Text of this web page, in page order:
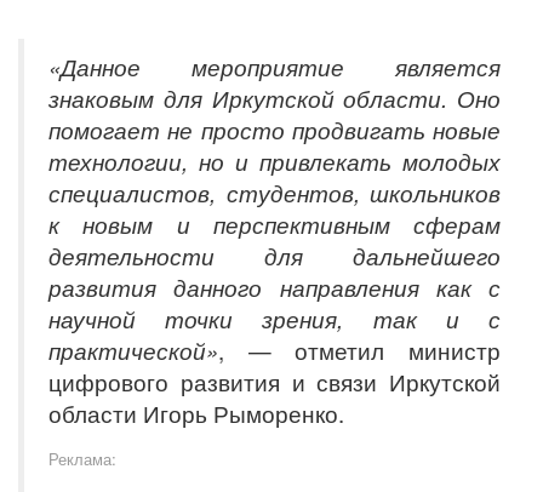
«Данное мероприятие является
знаковым для Иркутской области. Оно
помогает не просто продвигать новые
технологии, но и привлекать молодых
специалистов, студентов, школьников
к новым и перспективным сферам
деятельности для дальнейшего
развития данного направления как с
научной точки зрения, так и с
практической», — отметил министр
цифрового развития и связи Иркутской
области Игорь Рыморенко.
Реклама: